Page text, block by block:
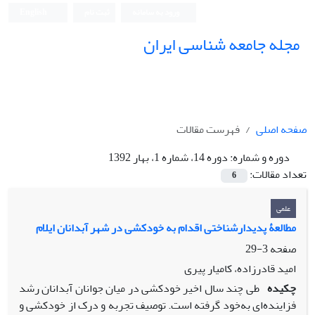
مجله جامعه شناسی ایران
صفحه اصلی
فهرست مقالات
دوره و شماره:دوره 14، شماره 1، بهار 1392
تعداد مقالات:
6
علمی
مطالعۀ پدیدارشناختی اقدام به خودکشی در شهر آبدانان ایلام
صفحه3-29
امید قادرزاده، کامیار پیری
چکیده طی چند سال اخیر خودکشی در میان جوانان آبدانان رشد
فزاینده‌ای به‌خود گرفته است. توصیف تجربه و درک از خودکشی و